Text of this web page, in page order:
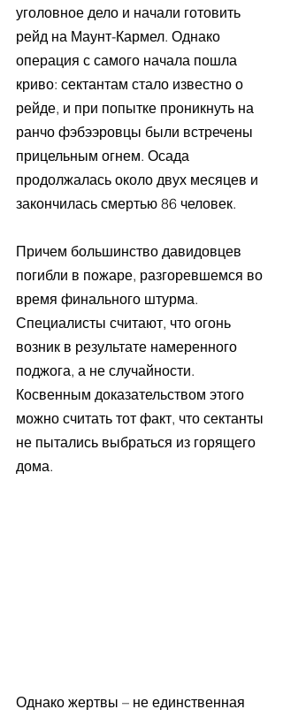
уголовное дело и начали готовить
рейд на Маунт-Кармел. Однако
операция с самого начала пошла
криво: сектантам стало известно о
рейде, и при попытке проникнуть на
ранчо фэбээровцы были встречены
прицельным огнем. Осада
продолжалась около двух месяцев и
закончилась смертью 86 человек.
Причем большинство давидовцев
погибли в пожаре, разгоревшемся во
время финального штурма.
Специалисты считают, что огонь
возник в результате намеренного
поджога, а не случайности.
Косвенным доказательством этого
можно считать тот факт, что сектанты
не пытались выбраться из горящего
дома.
Однако жертвы – не единственная